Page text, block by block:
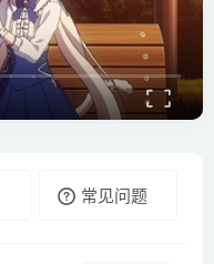
常见问题